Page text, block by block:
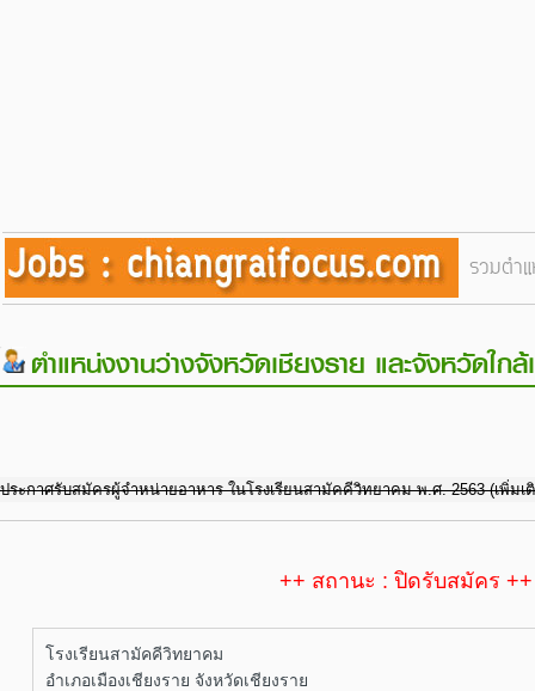
รวมตำ
ตำแหน่งงานว่างจังหวัดเชียงราย และจังหวัดใก
ประกาศรับสมัครผู้จำหน่ายอาหาร ในโรงเรียนสามัคคีวิทยาคม พ.ศ. 2563 (เพิ่มเ
++ สถานะ : ปิดรับสมัคร ++
โรงเรียนสามัคคีวิทยาคม
อำเภอเมืองเชียงราย จังหวัดเชียงราย